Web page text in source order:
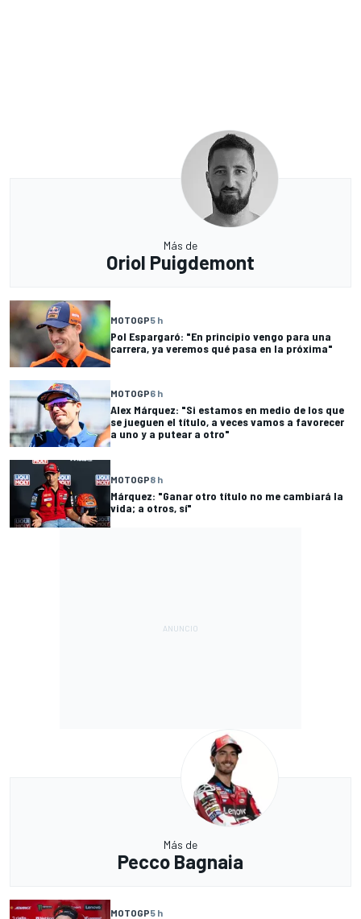
Más de
Oriol Puigdemont
MOTOGP5 h
Pol Espargaró: "En principio vengo para una
carrera, ya veremos qué pasa en la próxima"
MOTOGP6 h
Alex Márquez: "Si estamos en medio de los que
se jueguen el título, a veces vamos a favorecer
a uno y a putear a otro"
MOTOGP8 h
Márquez: "Ganar otro título no me cambiará la
vida; a otros, sí"
Más de
Pecco Bagnaia
MOTOGP5 h